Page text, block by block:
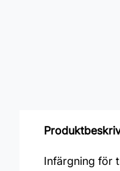
Infärgning för